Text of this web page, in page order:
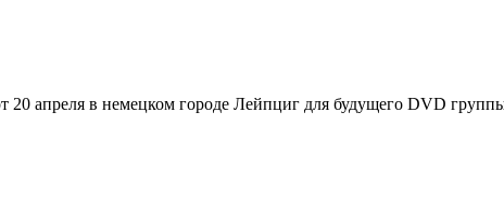
апреля в немецком городе Лейпциг для будущего DVD